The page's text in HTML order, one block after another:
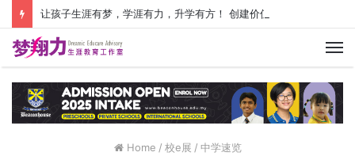
Home / 校e展 / 中学速览